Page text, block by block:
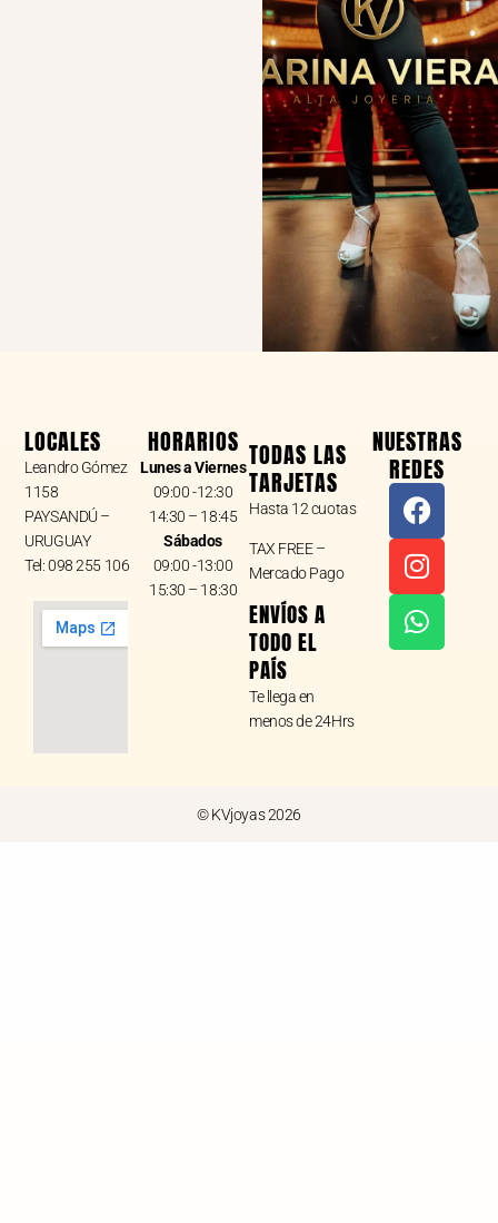
LOCALES
Leandro Gómez
1158
PAYSANDÚ –
URUGUAY
Tel: 098 255 106
HORARIOS
Lunes a Viernes
09:00 -12:30
14:30 – 18:45
Sábados
09:00 -13:00
15:30 – 18:30
TODAS LAS
TARJETAS
Hasta 12 cuotas
TAX FREE –
Mercado Pago
ENVÍOS A
TODO EL
PAÍS
Te llega en
menos de 24Hrs
NUESTRAS
REDES
F
a
c
e
b
o
I
n
s
t
a
g
W
h
a
t
s
a
© KVjoyas 2026